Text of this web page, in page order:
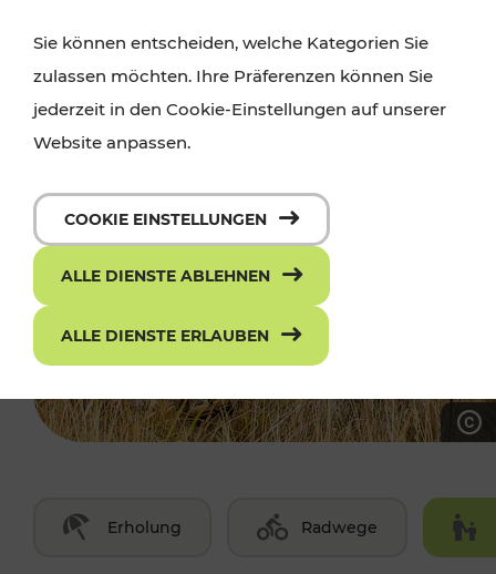
Erholung Radwege
Sie können entscheiden, welche Kategorien Sie
zulassen möchten. Ihre Präferenzen können Sie
jederzeit in den Cookie-Einstellungen auf unserer
Website anpassen.
COOKIE EINSTELLUNGEN
ALLE DIENSTE ABLEHNEN
ALLE DIENSTE ERLAUBEN